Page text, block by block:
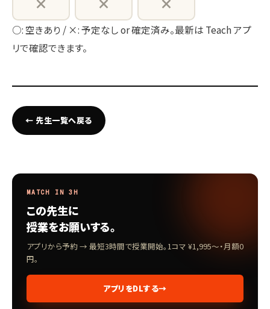
○: 空きあり / ×: 予定なし or 確定済み。最新は Teach アプ
リで確認できます。
← 先生一覧へ戻る
MATCH IN 3H
この先生に
授業をお願いする。
アプリから予約 → 最短3時間で授業開始。1コマ ¥1,995〜・月額0
円。
アプリをDLする→